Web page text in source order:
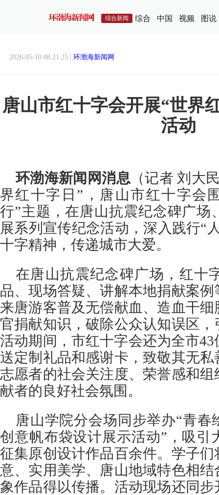
综合新闻 综合 中国 视频 图说
2026-05-10 08:21:25 | 环渤海新闻网
唐山市红十字会开展“世界
活动
环渤海新闻网消息 （记者 刘大
界红十字日”，唐山市红十字会
行”主题，在唐山抗震纪念碑广场
展系列宣传纪念活动，深入践行“
十字精神，传递城市大爱。
在唐山抗震纪念碑广场，红十
品、现场答疑、讲解本地捐献案
来唐游客普及无偿献血、造血干
官捐献知识，破除公众认知误区
活动期间，市红十字会还为全市
送定制礼品和感谢卡，致敬其无
志愿者的社会关注度、荣誉感和
献者的良好社会氛围。
唐山学院分会场同步举办“青
创意帆布袋设计展示活动”，吸引
征集原创设计作品百余件。学子
意、实用美学、唐山地域特色相
象作品得以传播。活动现场还同